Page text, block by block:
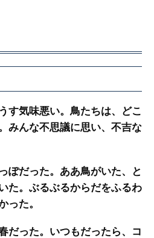
す気味悪い。鳥たちは、どこ
みんな不思議に思い、不吉な
ぽだった。ああ鳥がいた、と
た。ぶるぶるからだをふるわ
った。
だった。いつもだったら、コ